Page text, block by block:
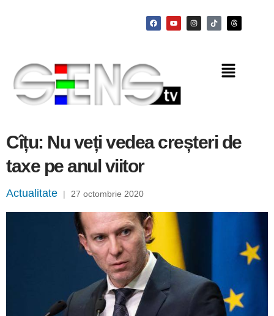
Cîțu: Nu veți vedea creșteri de
taxe pe anul viitor
Actualitate | 27 octombrie 2020